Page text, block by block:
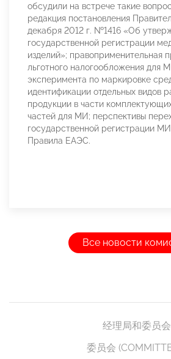
обсудили на встрече такие
редакция постановления
декабря 2012 г. №1416 «Об
государственной регистрации
изделий»; правоприменительная
льготного налогообложения для
эксперимента по маркировке
идентификации отдельных видов
продукции в части
частей для МИ; перспективы
государственной регистрации
Правила ЕАЭС.
Все новости
经理局和委员会
委员会